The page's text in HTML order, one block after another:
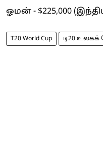
ஓமன் - $225,000
T20 World Cup டி20